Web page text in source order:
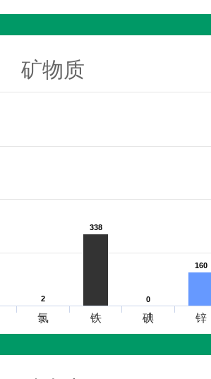
矿物质
2
2
338
338
0
0
160
160
氯 铁 碘 锌